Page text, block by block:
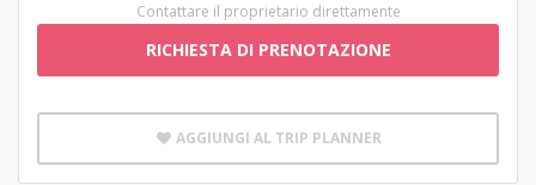
Contattare il proprietario direttamente
RICHIESTA DI PRENOTAZIONE
AGGIUNGI AL TRIP PLANNER